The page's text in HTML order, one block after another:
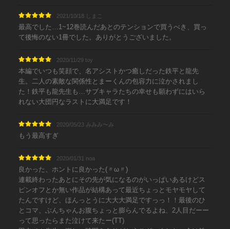
2021/10/18 しまこ
最高でした…1~12巻読んだあとのテンションで買うべき、買っ
て後悔のない1冊でした。ありがとうございました。
2020/11/29 toy
本編でいつも笑顔で、名アシストかつ癒しだった鉄平と龍先
生。二人の素敵な関係性とまーくんの包容力に泣かされまし
た！鉄平も龍先生も…サブキャラたちの幸せも願わずにはいら
れない大団円なラストに大満足です！
2020/05/23 みみみ〜み
もう最高すぎ
2020/01/31 noa
良かった、ホントに良かった(〃ω〃)
連載終わったあとにその先が気になるのがいっぱいあるけどス
ピンオフとか無い作品が結構あって最近ちょっとモヤモヤして
たんですけど、ほんっとうに大大大満足ですっっ！！最後のひ
とコマ、ぶんちゃんお腹ちょっと膨らんでるよね、2人目だーー
って思ったらまた泣けて来たー(TT)